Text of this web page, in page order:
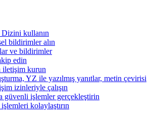
Dizini kullanın
bildirimler alın
ve bildirimler
edin
iletişim kurun
YZ ile yazılmış yanıtlar, metin çevirisi
izinleriyle çalışın
güvenli işlemler gerçekleştirin
kolaylaştırın